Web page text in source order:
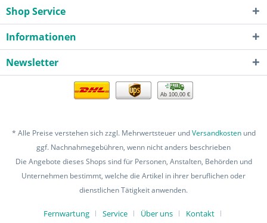
Shop Service
Informationen
Newsletter
Ab 100,00 €
* Alle Preise verstehen sich zzgl. Mehrwertsteuer undVersandkostenund
ggf. Nachnahmegebühren, wenn nicht anders beschrieben
Die Angebote dieses Shops sind für Personen, Anstalten, Behörden und
Unternehmen bestimmt, welche die Artikel in ihrer beruflichen oder
dienstlichen Tätigkeit anwenden.
Fernwartung Service Über uns Kontakt